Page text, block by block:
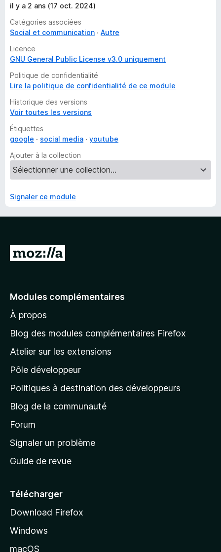
il y a 2 ans (17 oct. 2024)
Catégories associées
Social et communication
Autre
Licence
GNU General Public License v3.0 uniquement
Politique de confidentialité
Lire la politique de confidentialité de ce module
Historique des versions
Voir toutes les versions
Étiquettes
google
social media
youtube
Ajouter à la collection
Signaler ce module
A
e
à
l
p
a
g
d
a
c
e
l
d
Modules complémentaires
À propos
Blog des modules complémentaires Firefox
Atelier sur les extensions
Pôle développeur
Politiques à destination des développeurs
Blog de la communauté
Forum
Signaler un problème
Guide de revue
Télécharger
Download Firefox
Windows
macOS